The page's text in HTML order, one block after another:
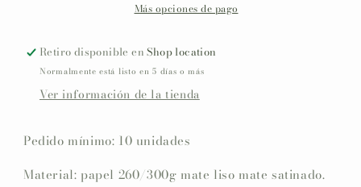
Más opciones de pago
Retiro disponible enShop location
Normalmente está listo en 5 días o más
Ver información de la tienda
Pedido mínimo: 10 unidades
Material: papel 260/300g mate liso mate satinado.